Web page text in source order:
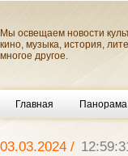
Мы освещаем новости
кино, музыка, история,
многое другое.
Главная Панорама
03.03.2024 /